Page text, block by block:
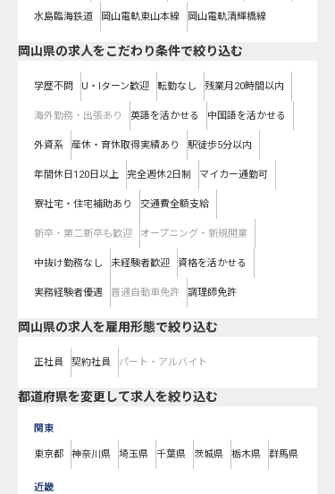
水島臨海鉄道 岡山電軌東山本線 岡山電軌清輝橋線
岡山県の求人をこだわり条件で絞り込む
学歴不問 U・Iターン歓迎 転勤なし 残業月20時間以内
海外勤務・出張あり 英語を活かせる 中国語を活かせる
外資系 産休・育休取得実績あり 駅徒歩5分以内
年間休日120日以上 完全週休2日制 マイカー通勤可
寮社宅・住宅補助あり 交通費全額支給
新卒・第二新卒も歓迎 オープニング・新規開業
中抜け勤務なし 未経験者歓迎 資格を活かせる
実務経験者優遇 普通自動車免許 調理師免許
岡山県の求人を雇用形態で絞り込む
正社員 契約社員 パート・アルバイト
都道府県を変更して求人を絞り込む
関東
東京都 神奈川県 埼玉県 千葉県 茨城県 栃木県 群馬県
近畿